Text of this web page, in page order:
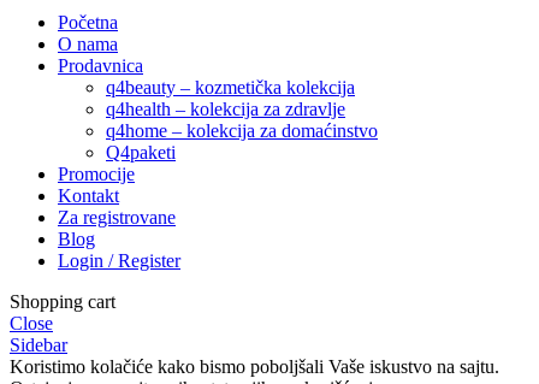
Početna
O nama
Prodavnica
q4beauty – kozmetička kolekcija
q4health – kolekcija za zdravlje
q4home – kolekcija za domaćinstvo
Q4paketi
Promocije
Kontakt
Za registrovane
Blog
Login / Register
Shopping cart
Close
Sidebar
Koristimo kolačiće kako bismo poboljšali Vaše iskustvo na sajtu.